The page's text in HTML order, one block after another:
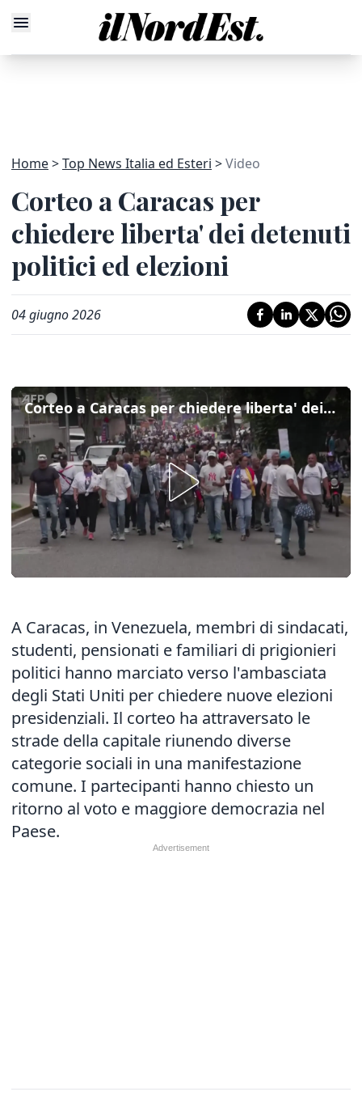
Home Top News Italia ed Esteri Video
Corteo a Caracas per
chiedere liberta' dei detenuti
politici ed elezioni
04 giugno 2026
Corteo a Caracas per chiedere liberta' dei detenuti politici ed elezioni
A Caracas, in Venezuela, membri di sindacati,
studenti, pensionati e familiari di prigionieri
politici hanno marciato verso l'ambasciata
degli Stati Uniti per chiedere nuove elezioni
presidenziali. Il corteo ha attraversato le
strade della capitale riunendo diverse
categorie sociali in una manifestazione
comune. I partecipanti hanno chiesto un
ritorno al voto e maggiore democrazia nel
Paese.